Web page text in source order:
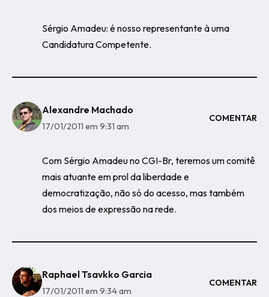
Sérgio Amadeu: é nosso representante à uma
Candidatura Competente.
Alexandre Machado
17/01/2011 em 9:31 am
COMENTAR
Com Sérgio Amadeu no CGI-Br, teremos um comitê
mais atuante em prol da liberdade e
democratização, não só do acesso, mas também
dos meios de expressão na rede.
Raphael Tsavkko Garcia
17/01/2011 em 9:34 am
COMENTAR